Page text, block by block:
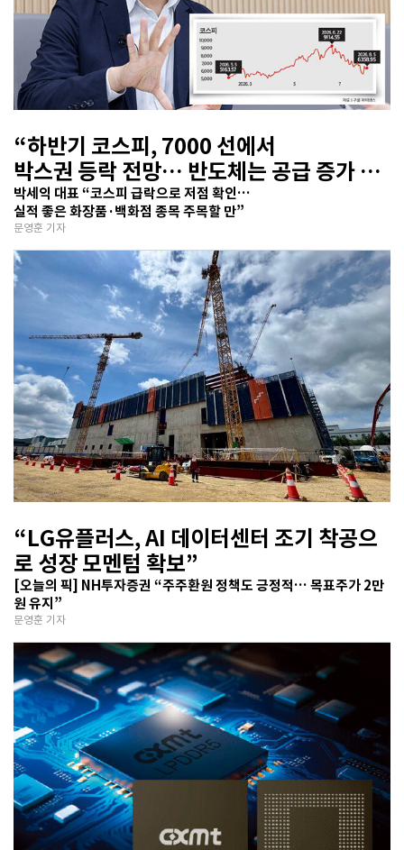
“하반기 코스피, 7000 선에서
박스권 등락 전망… 반도체는 공급 증가 선
반영 주시해야”
박세익 대표 “코스피 급락으로 저점 확인…
실적 좋은 화장품·백화점 종목 주목할 만”
문영훈 기자
“LG유플러스, AI 데이터센터 조기 착공으
로 성장 모멘텀 확보”
[오늘의 픽] NH투자증권 “주주환원 정책도 긍정적… 목표주가 2만
원 유지”
문영훈 기자